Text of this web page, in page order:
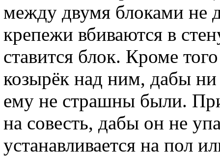
между двумя блоками
крепежи вбиваются в
ставится блок. Кроме
козырёк над ним, дабы
ему не страшны были.
на совесть, дабы он не
устанавливается на пол